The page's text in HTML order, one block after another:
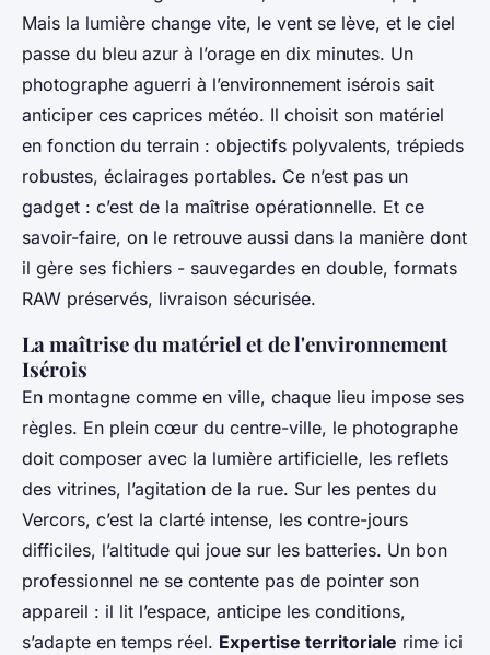
Mais la lumière change vite, le vent se lève, et le ciel
passe du bleu azur à l’orage en dix minutes. Un
photographe aguerri à l’environnement isérois sait
anticiper ces caprices météo. Il choisit son matériel
en fonction du terrain : objectifs polyvalents, trépieds
robustes, éclairages portables. Ce n’est pas un
gadget : c’est de la maîtrise opérationnelle. Et ce
savoir-faire, on le retrouve aussi dans la manière dont
il gère ses fichiers - sauvegardes en double, formats
RAW préservés, livraison sécurisée.
La maîtrise du matériel et de l'environnement
Isérois
En montagne comme en ville, chaque lieu impose ses
règles. En plein cœur du centre-ville, le photographe
doit composer avec la lumière artificielle, les reflets
des vitrines, l’agitation de la rue. Sur les pentes du
Vercors, c’est la clarté intense, les contre-jours
difficiles, l’altitude qui joue sur les batteries. Un bon
professionnel ne se contente pas de pointer son
appareil : il lit l’espace, anticipe les conditions,
s’adapte en temps réel. Expertise territoriale rime ici